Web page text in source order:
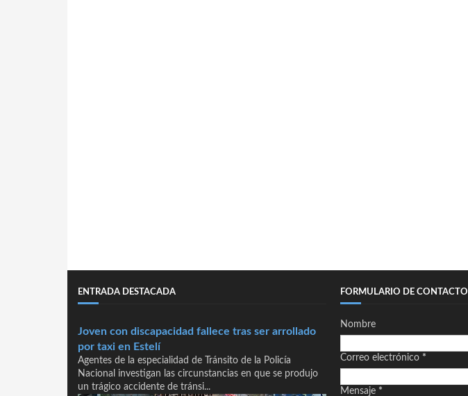
ENTRADA DESTACADA
Joven con discapacidad fallece tras ser arrollado
por taxi en Estelí
Agentes de la especialidad de Tránsito de la Policía
Nacional investigan las circunstancias en que se produjo
un trágico accidente de tránsi...
FORMULARIO DE CONTACTO
Nombre
Correo electrónico *
Mensaje *